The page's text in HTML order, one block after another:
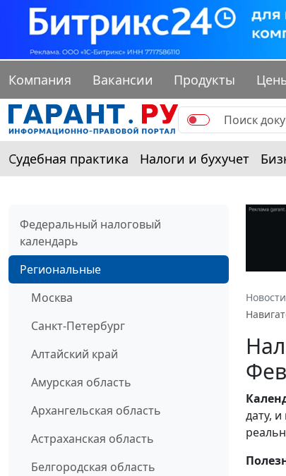
Компания Вакансии Продукты
Судебная практика Налоги и бухучет
Федеральный налоговый
календарь
Региональные
Москва
Санкт-Петербург
Алтайский край
Амурская область
Архангельская область
Астраханская область
Белгородская область
дату,